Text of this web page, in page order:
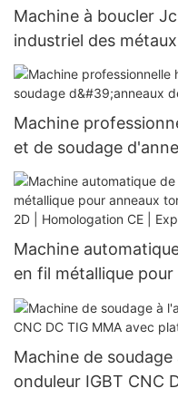
Machine à boucler
industriel des
d'anneaux/ressorts |
par plus de 1000
Machine
et de soudage
industriel
Machine
en fil métallique pour
Formage de fil CNC
Exportation de
Machine de
onduleur IGBT CNC